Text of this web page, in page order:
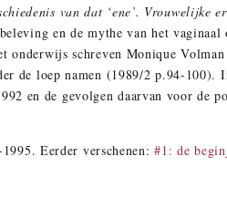
van dat ‘ene’. Vrouwelijke
en de mythe van het vaginaal
onderwijs schreven Monique
de loep namen (1989/2 p.94-100).
en de gevolgen daarvan voor de
Eerder verschenen:#1: de